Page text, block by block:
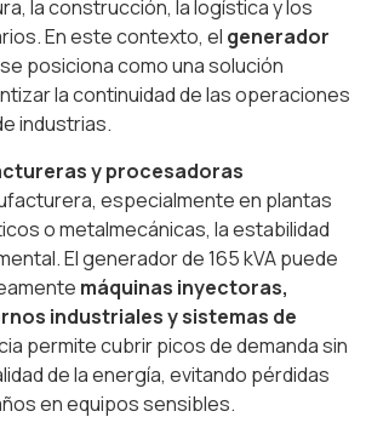
la construcción, la logística y los
En este contexto, el generador
se posiciona como una solución
la continuidad de las operaciones
industrias.
y procesadoras
especialmente en plantas
o metalmecánicas, la estabilidad
El generador de 165 kVA puede
máquinas inyectoras,
industriales y sistemas de
permite cubrir picos de demanda sin
de la energía, evitando pérdidas
en equipos sensibles.